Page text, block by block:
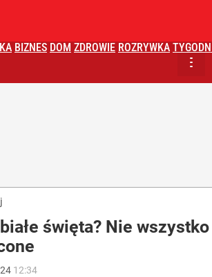
BIZNES DOM ZDROWIE ROZRYWKA
święta? Nie wszystko
12:34